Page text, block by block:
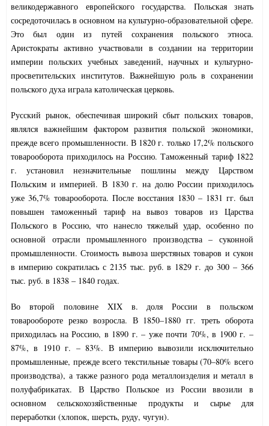
великодержавного европейского государства. Польская знать
сосредоточилась в основном на культурно-образовательной сфере.
Это был один из путей сохранения польского этноса.
Аристократы активно участвовали в создании на территории
империи польских учебных заведений, научных и культурно-
просветительских институтов. Важнейшую роль в сохранении
польского духа играла католическая церковь.
Русский рынок, обеспечивая широкий сбыт польских товаров,
являлся важнейшим фактором развития польской экономики,
прежде всего промышленности. В 1820 г. только 17,2% польского
товарооборота приходилось на Россию. Таможенный тариф 1822
г. установил незначительные пошлины между Царством
Польским и империей. В 1830 г. на долю России приходилось
уже 36,7% товарооборота. После восстания 1830 – 1831 гг. был
повышен таможенный тариф на вывоз товаров из Царства
Польского в Россию, что нанесло тяжелый удар, особенно по
основной отрасли промышленного производства – суконной
промышленности. Стоимость вывоза шерстяных товаров и сукон
в империю сократилась с 2135 тыс. руб. в 1829 г. до 300 – 366
тыс. руб. в 1838 – 1840 годах.
Во второй половине XIX в. доля России в польском
товарообороте резко возросла. В 1850–1880 гг. треть оборота
приходилась на Россию, в 1890 г. – уже почти 70%, в 1900 г. –
87%, в 1910 г. – 83%. В империю вывозили исключительно
промышленные, прежде всего текстильные товары (70–80% всего
производства), а также разного рода металлоизделия и металл в
полуфабрикатах. В Царство Польское из России ввозили в
основном сельскохозяйственные продукты и сырье для
переработки (хлопок, шерсть, руду, чугун).